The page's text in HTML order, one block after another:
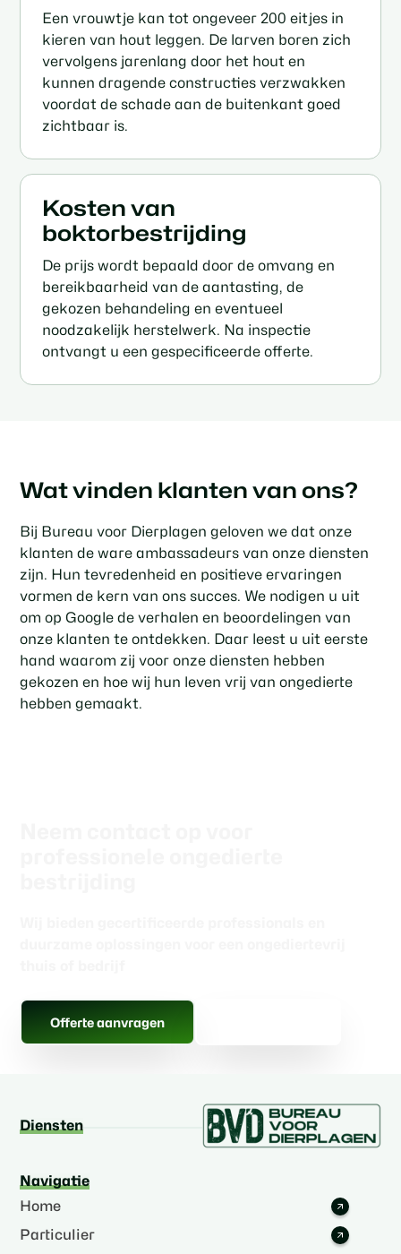
Een vrouwtje kan tot ongeveer 200 eitjes in
kieren van hout leggen. De larven boren zich
vervolgens jarenlang door het hout en
kunnen dragende constructies verzwakken
voordat de schade aan de buitenkant goed
zichtbaar is.
Kosten van
boktorbestrijding
De prijs wordt bepaald door de omvang en
bereikbaarheid van de aantasting, de
gekozen behandeling en eventueel
noodzakelijk herstelwerk. Na inspectie
ontvangt u een gespecificeerde offerte.
Wat vinden klanten van ons?
Bij Bureau voor Dierplagen geloven we dat onze
klanten de ware ambassadeurs van onze diensten
zijn. Hun tevredenheid en positieve ervaringen
vormen de kern van ons succes. We nodigen u uit
om op Google de verhalen en beoordelingen van
onze klanten te ontdekken. Daar leest u uit eerste
hand waarom zij voor onze diensten hebben
gekozen en hoe wij hun leven vrij van ongedierte
hebben gemaakt.
Offerte aanvragen
Diensten
Navigatie
Home
Particulier